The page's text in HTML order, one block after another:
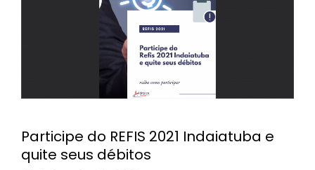
Participe do REFIS 2021 Indaiatuba e
quite seus débitos